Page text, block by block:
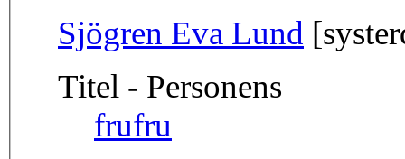
Sjögren Eva Lund
Titel - Personens
frufru